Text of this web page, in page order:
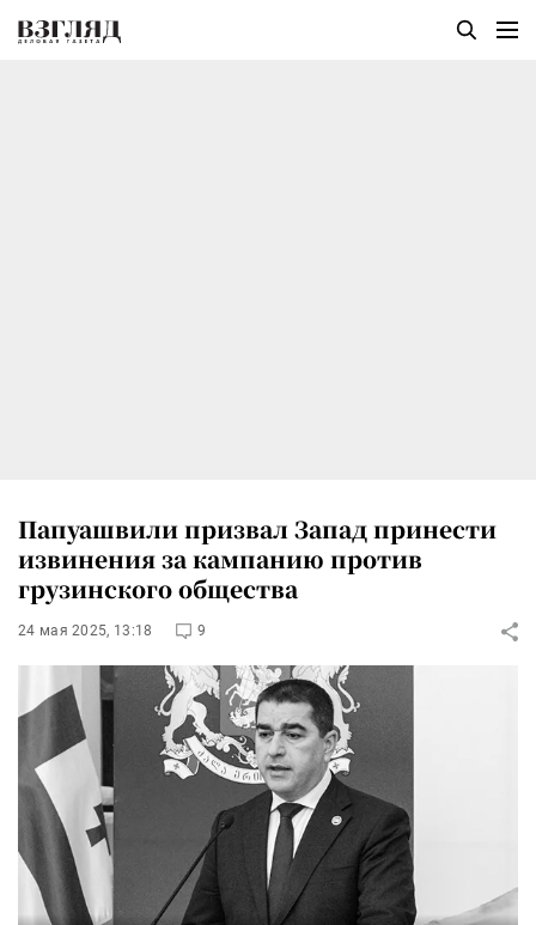
Папуашвили призвал Запад принести
извинения за кампанию против
грузинского общества
24 мая 2025, 13:18 9